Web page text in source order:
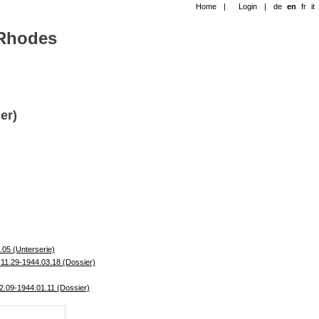
(Unterserie)
1944.03.18 (Dossier)
1944.01.11 (Dossier)
Home | Login | de en fr it